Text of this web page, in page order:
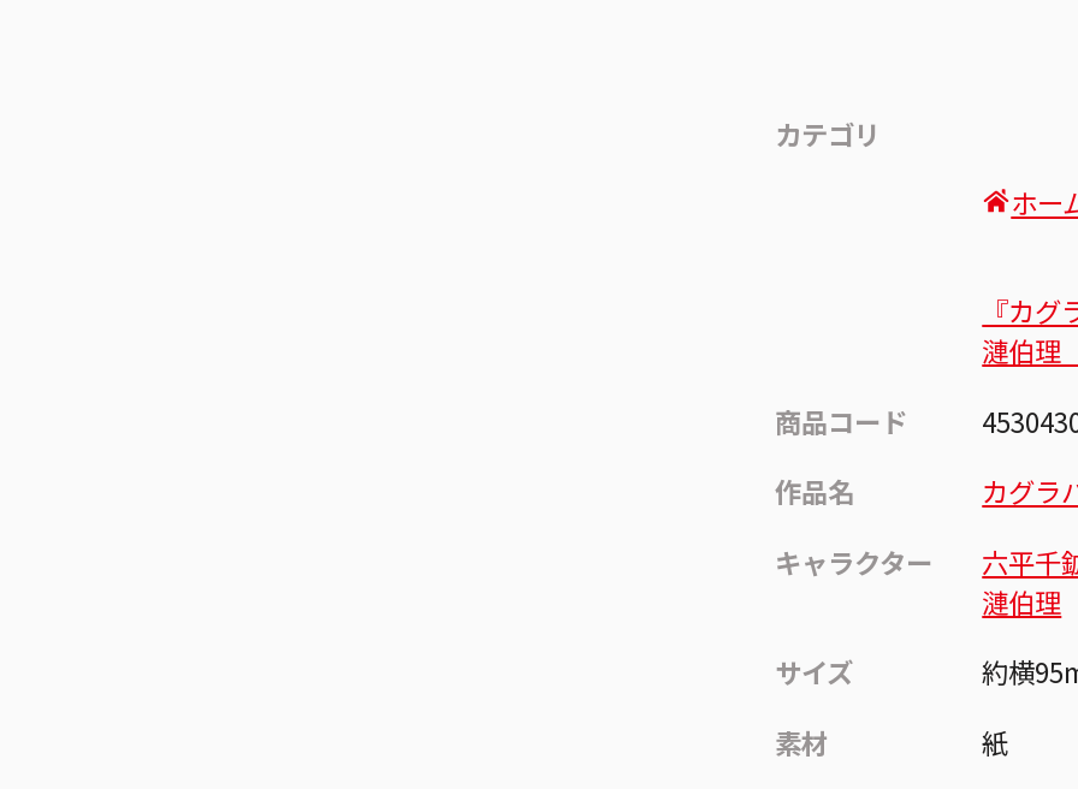
カテゴリ
ホー
『カ
漣伯理
商品コード
作品名
カグラ
キャラクター
六平千
漣伯理
サイズ
約横
素材
紙